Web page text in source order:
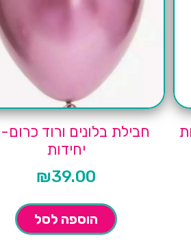
יחידות
₪39.00
הוספה לסל